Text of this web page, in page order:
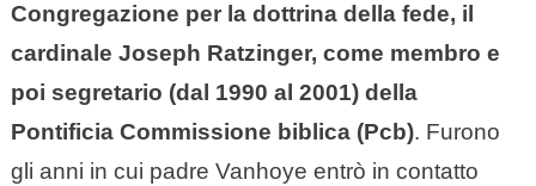
Congregazione per la dottrina della fede, il
cardinale Joseph Ratzinger, come membro e
poi segretario (dal 1990 al 2001) della
Pontificia Commissione biblica (Pcb). Furono
gli anni in cui padre Vanhoye entrò in contatto